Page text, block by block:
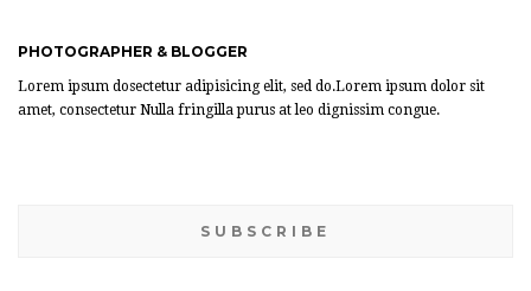
PHOTOGRAPHER & BLOGGER
Lorem ipsum dosectetur adipisicing elit, sed do.Lorem ipsum dolor sit
amet, consectetur Nulla fringilla purus at leo dignissim congue.
SUBSCRIBE